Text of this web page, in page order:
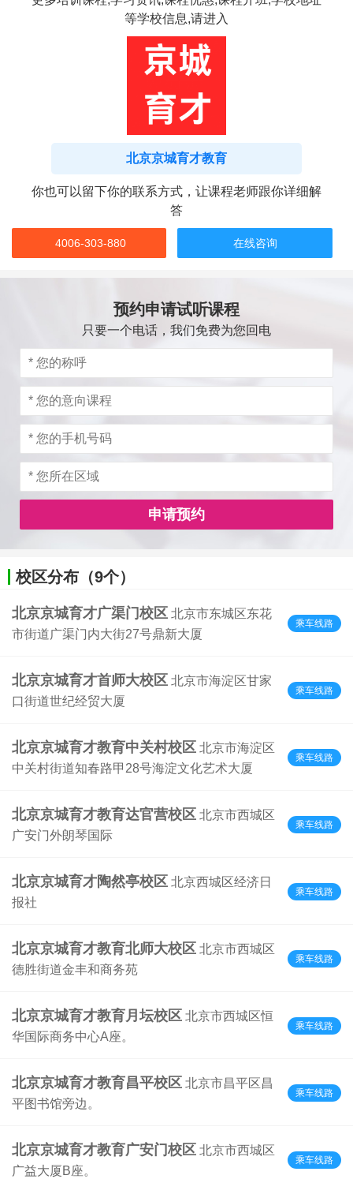
等学校信息,请进入
北京京城育才教育
你也可以留下你的联系方式，让课程老师跟你详细解
答
4006-303-880 在线咨询
预约申请试听课程
只要一个电话，我们免费为您回电
申请预约
校区分布（9个）
北京京城育才广渠门校区 北京市东城区东花
市街道广渠门内大街27号鼎新大厦
乘车线路
北京京城育才首师大校区 北京市海淀区甘家
口街道世纪经贸大厦
乘车线路
北京京城育才教育中关村校区 北京市海淀区
中关村街道知春路甲28号海淀文化艺术大厦
乘车线路
北京京城育才教育达官营校区 北京市西城区
广安门外朗琴国际
乘车线路
北京京城育才陶然亭校区 北京西城区经济日
报社
乘车线路
北京京城育才教育北师大校区 北京市西城区
德胜街道金丰和商务苑
乘车线路
北京京城育才教育月坛校区 北京市西城区恒
华国际商务中心A座。
乘车线路
北京京城育才教育昌平校区 北京市昌平区昌
平图书馆旁边。
乘车线路
北京京城育才教育广安门校区 北京市西城区
广益大厦B座。
乘车线路